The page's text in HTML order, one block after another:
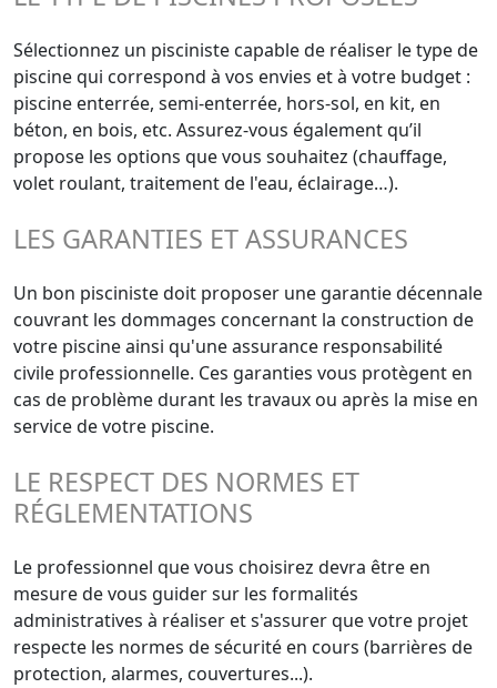
Sélectionnez un pisciniste capable de réaliser le type de
piscine qui correspond à vos envies et à votre budget :
piscine enterrée, semi-enterrée, hors-sol, en kit, en
béton, en bois, etc. Assurez-vous également qu’il
propose les options que vous souhaitez (chauffage,
volet roulant, traitement de l'eau, éclairage…).
LES GARANTIES ET ASSURANCES
Un bon pisciniste doit proposer une garantie décennale
couvrant les dommages concernant la construction de
votre piscine ainsi qu'une assurance responsabilité
civile professionnelle. Ces garanties vous protègent en
cas de problème durant les travaux ou après la mise en
service de votre piscine.
LE RESPECT DES NORMES ET
RÉGLEMENTATIONS
Le professionnel que vous choisirez devra être en
mesure de vous guider sur les formalités
administratives à réaliser et s'assurer que votre projet
respecte les normes de sécurité en cours (barrières de
protection, alarmes, couvertures...).